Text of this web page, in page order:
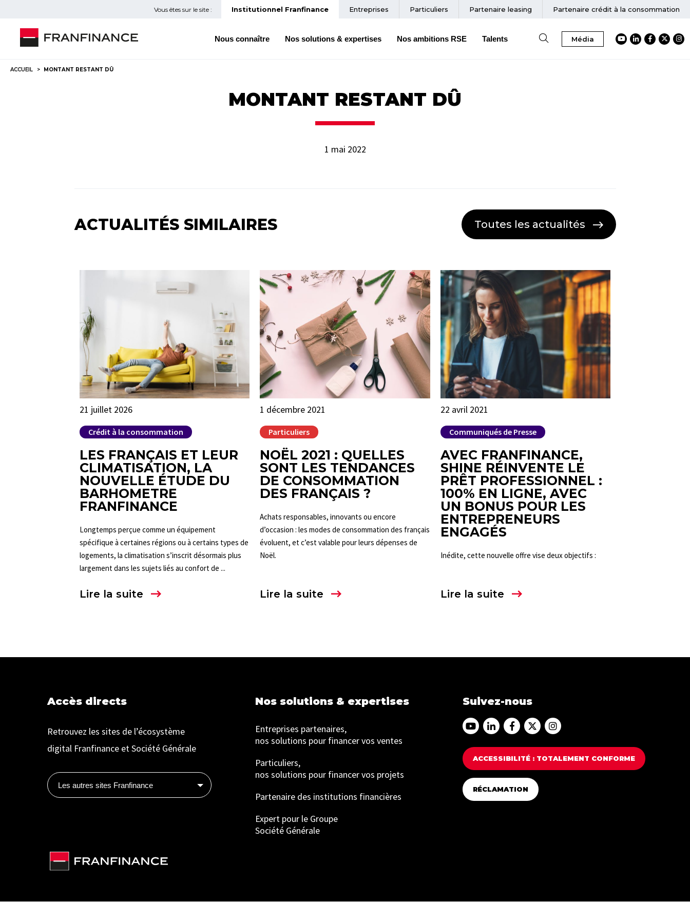
Vous êtes sur le site : Institutionnel Franfinance Entreprises Particuliers Partenaire leasing Partenaire crédit à la consommation
Nous connaître Nos solutions & expertises Nos ambitions RSE Talents Média Accéder au
Accéder au
Accéder
ACCUEIL MONTANT RESTANT DÛ
MONTANT RESTANT DÛ
1 mai 2022
ACTUALITÉS SIMILAIRES Toutes les actualités
21 juillet 2026
Crédit à la consommation
LES FRANÇAIS ET LEUR
CLIMATISATION, LA
NOUVELLE ÉTUDE DU
BARHOMETRE
FRANFINANCE
Longtemps perçue comme un équipement
spécifique à certaines régions ou à certains types de
logements, la climatisation s’inscrit désormais plus
largement dans les sujets liés au confort de ...
Lire la suite
1 décembre 2021
Particuliers
NOËL 2021 : QUELLES
SONT LES TENDANCES
DE CONSOMMATION
DES FRANÇAIS ?
Achats responsables, innovants ou encore
d’occasion : les modes de consommation des français
évoluent, et c’est valable pour leurs dépenses de
Noël.
Lire la suite
22 avril 2021
Communiqués de Presse
AVEC FRANFINANCE,
SHINE RÉINVENTE LE
PRÊT PROFESSIONNEL :
100% EN LIGNE, AVEC
UN BONUS POUR LES
ENTREPRENEURS
ENGAGÉS
Inédite, cette nouvelle offre vise deux objectifs :
Lire la suite
Accès directs
Retrouvez les sites de l’écosystème
digital Franfinance et Société Générale
Les autres sites Franfinance
Nos solutions & expertises
Entreprises partenaires,
nos solutions pour financer vos ventes
Particuliers,
nos solutions pour financer vos projets
Partenaire des institutions financières
Expert pour le Groupe
Société Générale
Suivez-nous
Accéder au Youtube Franfinance
Accéder au Linkedin Franfinance
Accéder au Facebook Franfinance
Accéder au Twitter Franfinance
Accéder au Instagram
ACCESSIBILITÉ : TOTALEMENT CONFORME
RÉCLAMATION